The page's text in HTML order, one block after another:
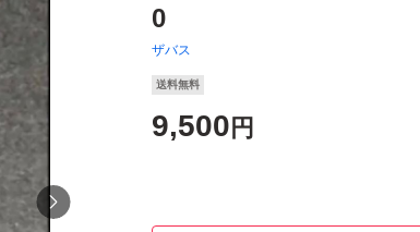
0
ザバス
送料無料
9,500 円